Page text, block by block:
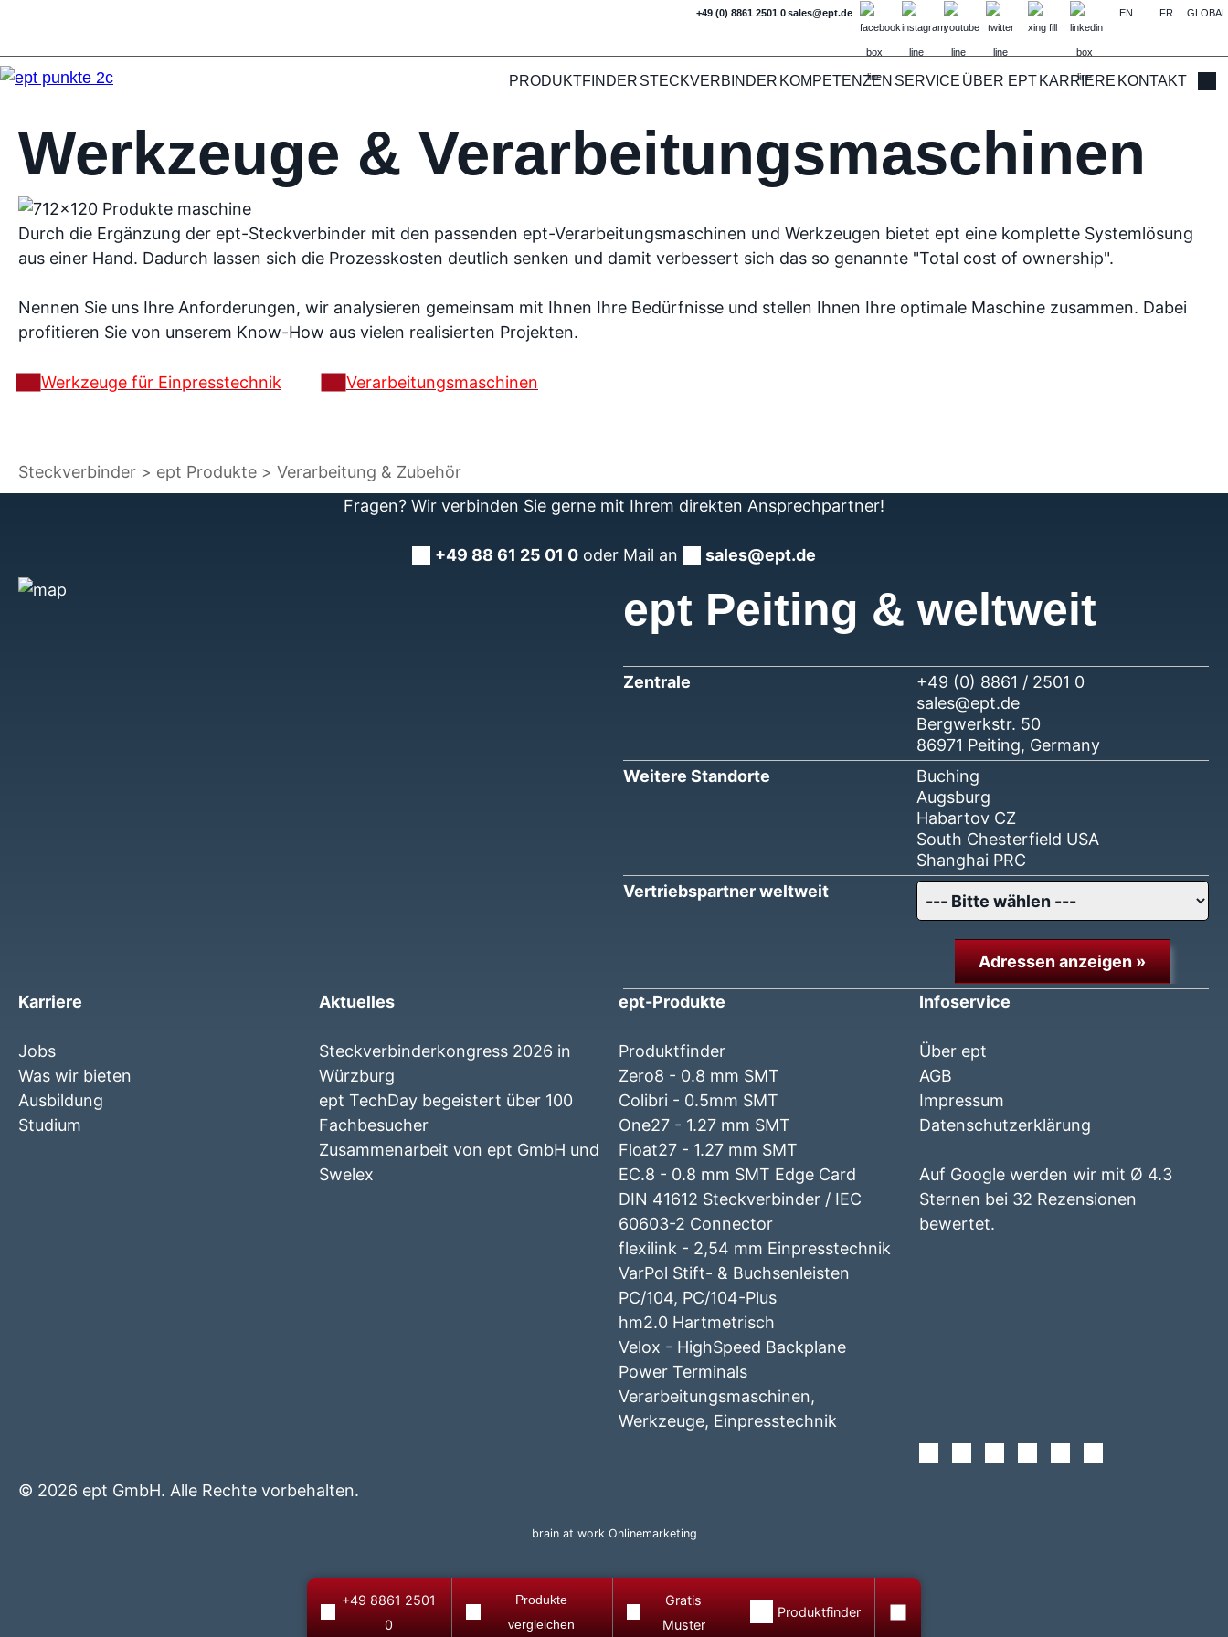
+49 (0) 8861 2501 0sales@ept.de EN FR GLOBAL
PRODUKTFINDER STECKVERBINDER KOMPETENZEN SERVICE ÜBER EPTKARRIERE KONTAKT
Werkzeuge & Verarbeitungsmaschinen
Durch die Ergänzung der ept-Steckverbinder mit den passenden ept-Verarbeitungsmaschinen und Werkzeugen bietet ept eine komplette Systemlösung
aus einer Hand. Dadurch lassen sich die Prozesskosten deutlich senken und damit verbessert sich das so genannte "Total cost of ownership".
Nennen Sie uns Ihre Anforderungen, wir analysieren gemeinsam mit Ihnen Ihre Bedürfnisse und stellen Ihnen Ihre optimale Maschine zusammen. Dabei
profitieren Sie von unserem Know-How aus vielen realisierten Projekten.
Werkzeuge für Einpresstechnik Verarbeitungsmaschinen
Steckverbinder ept Produkte Verarbeitung & Zubehör
+49 8861 2501
0
Produkte
vergleichen
Gratis
Muster
Produktfinder
Fragen? Wir verbinden Sie gerne mit Ihrem direkten Ansprechpartner!
+49 88 61 25 01 0oder Mail an sales@ept.de
ept Peiting & weltweit
Zentrale
+49 (0) 8861 / 2501 0
sales@ept.de
Bergwerkstr. 50
86971 Peiting, Germany
Weitere Standorte
Buching
Augsburg
Habartov CZ
South Chesterfield USA
Shanghai PRC
Vertriebspartner weltweit
Adressen anzeigen »
Karriere
Jobs
Was wir bieten
Ausbildung
Studium
Aktuelles
Steckverbinderkongress 2026 in
Würzburg
ept TechDay begeistert über 100
Fachbesucher
Zusammenarbeit von ept GmbH und
Swelex
ept-Produkte
Produktfinder
Zero8 - 0.8 mm SMT
Colibri - 0.5mm SMT
One27 - 1.27 mm SMT
Float27 - 1.27 mm SMT
EC.8 - 0.8 mm SMT Edge Card
DIN 41612 Steckverbinder / IEC
60603-2 Connector
flexilink - 2,54 mm Einpresstechnik
VarPol Stift- & Buchsenleisten
PC/104, PC/104-Plus
hm2.0 Hartmetrisch
Velox - HighSpeed Backplane
Power Terminals
Verarbeitungsmaschinen,
Werkzeuge, Einpresstechnik
Infoservice
Über ept
AGB
Impressum
Datenschutzerklärung
Auf Google werden wir mit Ø 4.3
Sternen bei 32 Rezensionen
bewertet.
© 2026 ept GmbH. Alle Rechte vorbehalten.
brain at work Onlinemarketing